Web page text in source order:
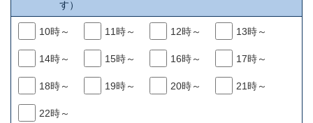
す）
10時～ 11時～ 12時～ 13時～
14時～ 15時～ 16時～ 17時～
18時～ 19時～ 20時～ 21時～
22時～